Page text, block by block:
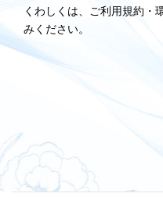
くわしくは、ご利用規約・
みください。